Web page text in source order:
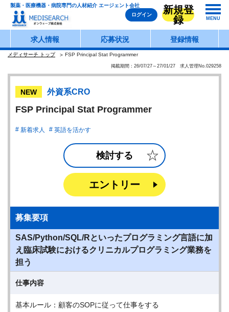
製薬・医療機器・病院専門の人材紹介 エージェント会社
ログイン
新規登
録
MENU
求人情報 応募状況 登録情報
メディサーチ トップ FSP Principal Stat Programmer
掲載期間：26/07/27～27/01/27 求人管理No.029258
NEW 外資系CRO
FSP Principal Stat Programmer
新着求人 英語を活かす
検討する
エントリー
募集要項
SAS/Python/SQL/Rといったプログラミング言語に加
え臨床試験におけるクリニカルプログラミング業務を
担う
仕事内容
基本ルール：顧客のSOPに従って仕事をする